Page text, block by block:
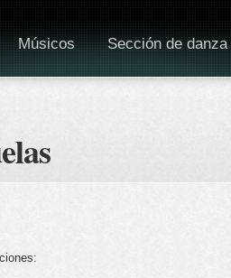
Músicos Sección de danza